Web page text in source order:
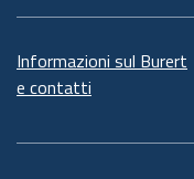
Informazioni sul Burert
e contatti